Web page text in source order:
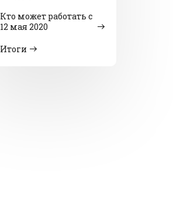
Кто может работать с
12 мая 2020
Итоги